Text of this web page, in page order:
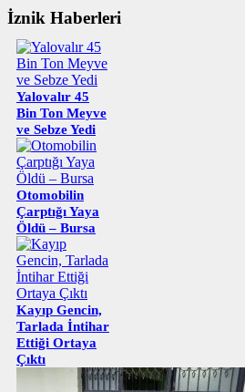
İznik Haberleri
Yalovalır 45
Bin Ton Meyve
ve Sebze Yedi
Otomobilin
Çarptığı Yaya
Öldü – Bursa
Kayıp Gencin,
Tarlada İntihar
Ettiği Ortaya
Çıktı